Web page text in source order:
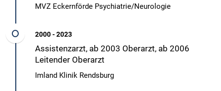
MVZ Eckernförde Psychiatrie/Neurologie
2000 - 2023
Assistenzarzt, ab 2003 Oberarzt, ab 2006
Leitender Oberarzt
Imland Klinik Rendsburg